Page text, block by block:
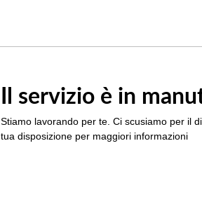
Il servizio è in
Stiamo lavorando per te. Ci scusiamo per il
tua disposizione per maggiori informazioni